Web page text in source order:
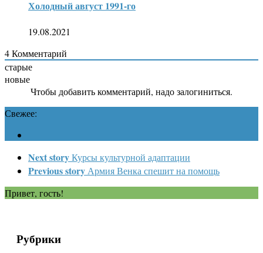
Холодный август 1991-го
19.08.2021
4Комментарий
старые
новые
Чтобы добавить комментарий, надо залогиниться.
Свежее:
Next storyКурсы культурной адаптации
Previous story Армия Венка спешит на помощь
Привет, гость!
Рубрики